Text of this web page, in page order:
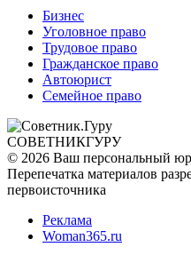
Бизнес
Уголовное право
Трудовое право
Гражданское право
Автоюрист
Семейное право
СОВЕТНИКГУРУ
© 2026 Ваш персональный
Перепечатка материалов
первоисточника
Реклама
Woman365.ru